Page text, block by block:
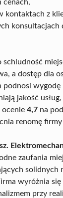
cenach,
kontaktach z
konsultacjach
a dostęp dla
podnosi wygodę
jakość
4,7 na
renomę
zaufania
solidnych
wyróżnia
przy